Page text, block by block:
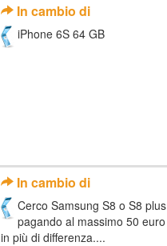
In cambio di
iPhone 6S 64 GB
In cambio di
Cerco Samsung S8 o S8 plus
pagando al massimo 50 euro
in più di differenza....